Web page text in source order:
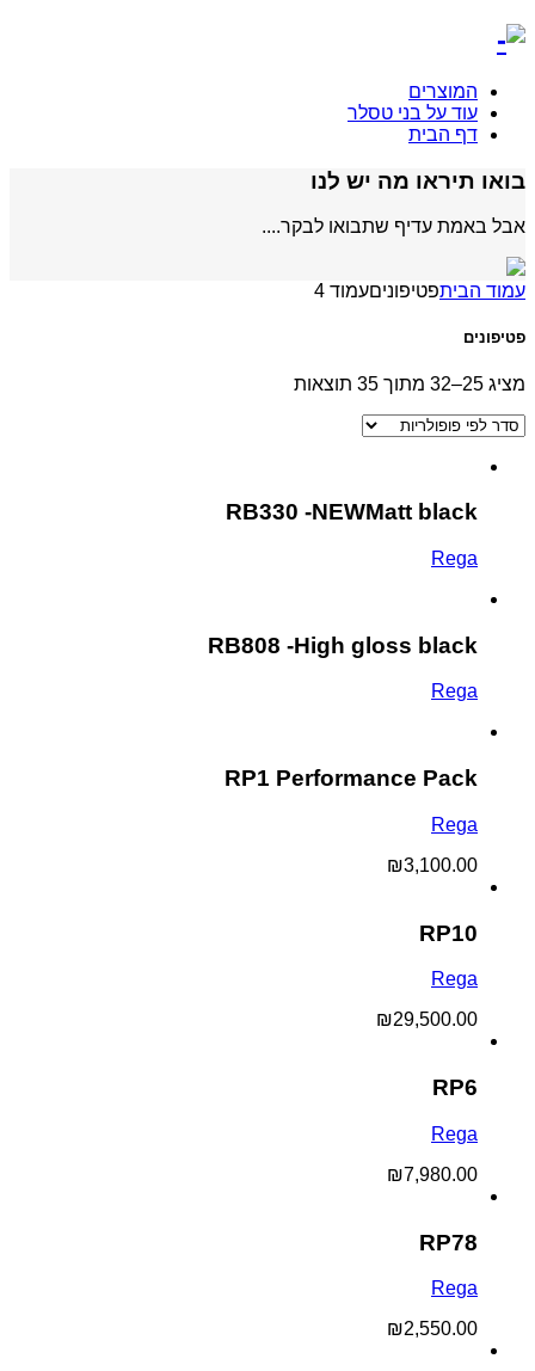
המוצרים
עוד על בני טסלר
דף הבית
בואו תיראו מה יש לנו
אבל באמת עדיף שתבואו לבקר....
עמוד הביתפטיפוניםעמוד 4
פטיפונים
מציג 25–32 מתוך 35 תוצאות
RB330 -NEWMatt black
Rega
RB808 -High gloss black
Rega
RP1 Performance Pack
Rega
₪3,100.00
RP10
Rega
₪29,500.00
RP6
Rega
₪7,980.00
RP78
Rega
₪2,550.00